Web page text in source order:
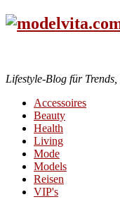
Lifestyle-Blog für
Accessoires
Beauty
Health
Living
Mode
Models
Reisen
VIP's